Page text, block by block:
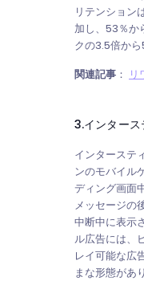
リテンション
加し、53％か
クの3.5倍か
関連記事 ： リ
3.インター
インターステ
ンのモバイル
ディング画面
メッセージの
中断中に表示
ル広告には、
レイ可能な広
まな形態があ